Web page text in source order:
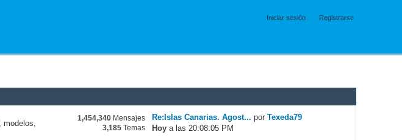
Iniciar sesión Registrarse
modelos,
1,454,340 Mensajes
3,185 Temas
Re:Islas Canarias. Agost... porTexeda79
Hoy a las 20:08:05 PM